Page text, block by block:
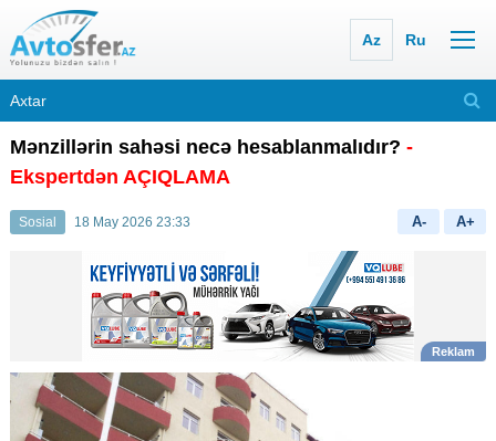
Az Ru
Mənzillərin sahəsi necə hesablanmalıdır? -
Ekspertdən AÇIQLAMA
Sosial 18 May 2026 23:33 A- A+